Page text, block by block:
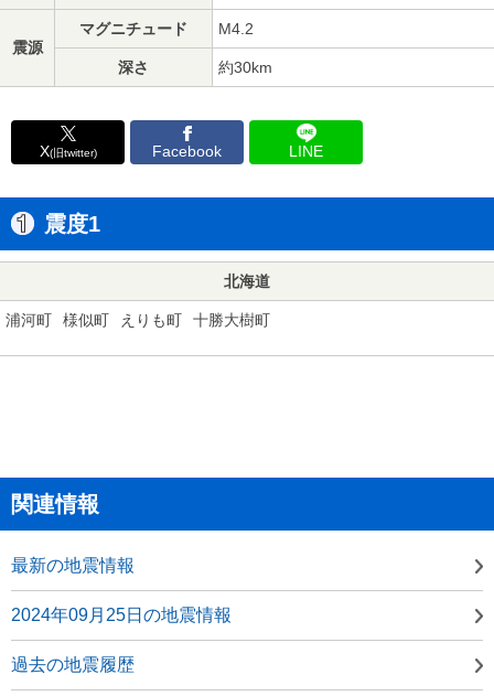
震源
マグニチュード M4.2
深さ 約30km
X(旧twitter) Facebook LINE
震度1
北海道
浦河町 様似町 えりも町 十勝大樹町
関連情報
最新の地震情報
2024年09月25日の地震情報
過去の地震履歴